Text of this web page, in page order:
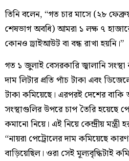
তিনি বলেন, “গত চার মাসে (২৮
শেষভাগ অবধি) আমরা ১ লক্ষ ৭
কোনও ড্রাইআউট বা বন্ধ রাখা হয়নি।”
গত ১ জুলাই বেসরকারি জ্বালানি সংস্থা
দাম লিটার প্রতি পাঁচ টাকা এবং
টাকা কমিয়েছে। এরপরই দেশের বাকি
সংস্থাগুলির উপরে চাপ তৈরি হয়েছে
কমানো নিয়ে। এই নিয়ে কেন্দ্রীয় মন্ত্রী
“নায়রা পেট্রোলের দাম কমিয়েছে
বাড়িয়েছিল। ওরা সেই মূল্যবৃদ্ধিটাই